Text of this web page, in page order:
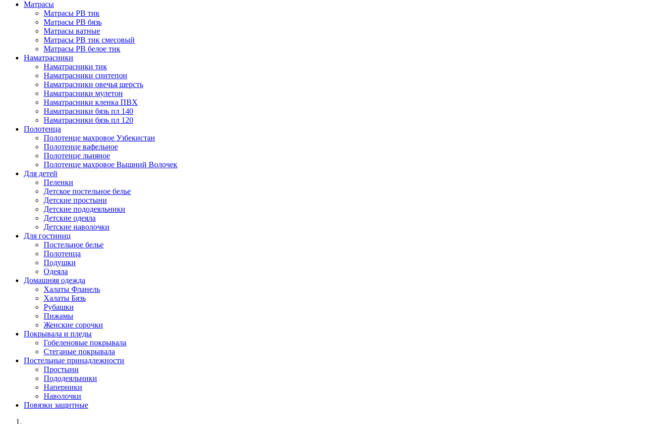
Матрасы
Матрасы РВ тик
Матрасы РВ бязь
Матрасы ватные
Матрасы РВ тик смесовый
Матрасы РВ белое тик
Наматрасники
Наматрасники тик
Наматрасники синтепон
Наматрасники овечья шерсть
Наматрасники мулетон
Наматрасники кленка ПВХ
Наматрасники бязь пл 140
Наматрасники бязь пл 120
Полотенца
Полотенце махровое Узбекистан
Полотенце вафельное
Полотенце льняное
Полотенце махровое Вышний Волочек
Для детей
Пеленки
Детское постельное белье
Детские простыни
Детские пододеяльники
Детские одеяла
Детские наволочки
Для гостиниц
Постельное белье
Полотенца
Подушки
Одеяла
Домашняя одежда
Халаты Фланель
Халаты Бязь
Рубашки
Пижамы
Женские сорочки
Покрывала и пледы
Гобеленовые покрывала
Стеганые покрывала
Постельные принадлежности
Простыни
Пододеяльники
Наперники
Наволочки
Повязки защитные